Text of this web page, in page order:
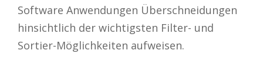
Software Anwendungen Überschneidungen
hinsichtlich der wichtigsten Filter- und
Sortier-Möglichkeiten aufweisen.